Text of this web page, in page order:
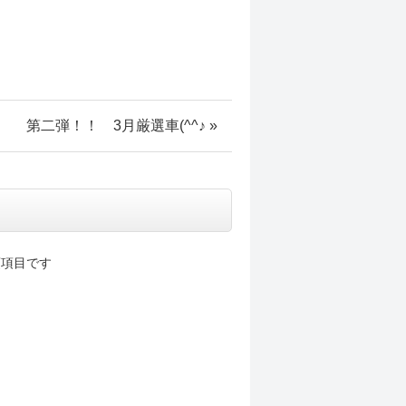
第二弾！！ 3月厳選車(^^♪ »
目です